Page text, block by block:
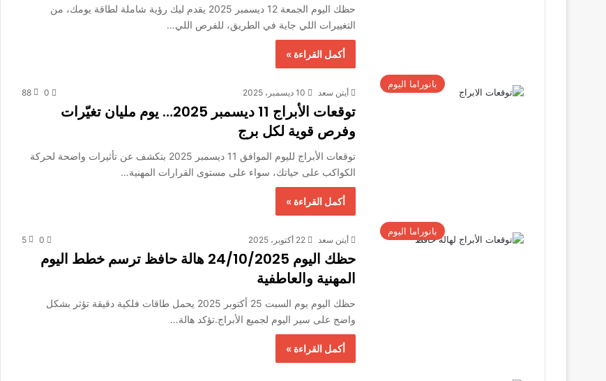
حظك اليوم الجمعة 12 ديسمبر 2025 يقدم ليك رؤية شاملة لطاقة يومك، من
التغييرات اللي جاية في الطريق، للفرص اللي…
أكمل القراءة »
بانوراما اليوم
أيتن سعد 10 ديسمبر، 2025 0
88
توقعات الأبراج 11 ديسمبر 2025… يوم مليان تغيّرات
وفرص قوية لكل برج
توقعات الأبراج لليوم الموافق 11 ديسمبر 2025 بتكشف عن تأثيرات واضحة لحركة
الكواكب على حياتك، سواء على مستوى القرارات المهنية…
أكمل القراءة »
بانوراما اليوم
أيتن سعد 22 أكتوبر، 2025 0
5
حظك اليوم 24/10/2025 هالة حافظ ترسم خطط اليوم
المهنية والعاطفية
حظك اليوم يوم السبت 25 أكتوبر 2025 يحمل طاقات فلكية دقيقة تؤثر بشكل
واضح على سير اليوم لجميع الأبراج.تؤكد هالة…
أكمل القراءة »